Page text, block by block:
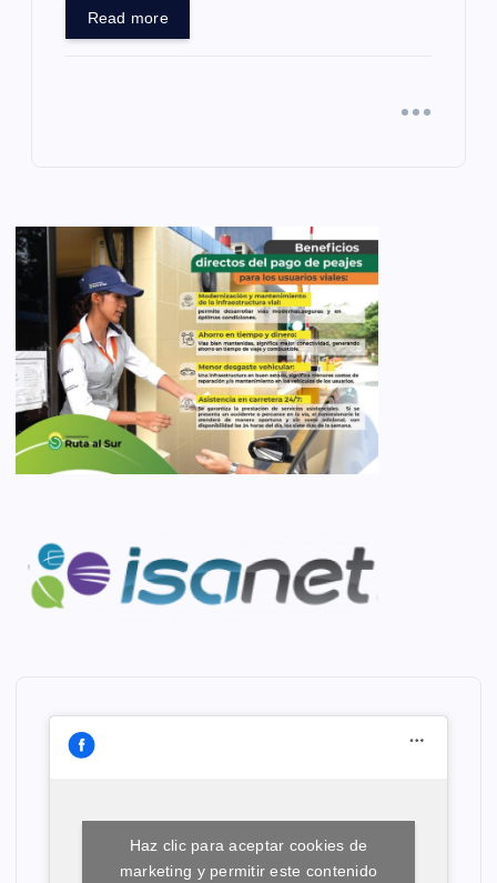
Read more
Haz clic para aceptar cookies de
marketing y permitir este contenido